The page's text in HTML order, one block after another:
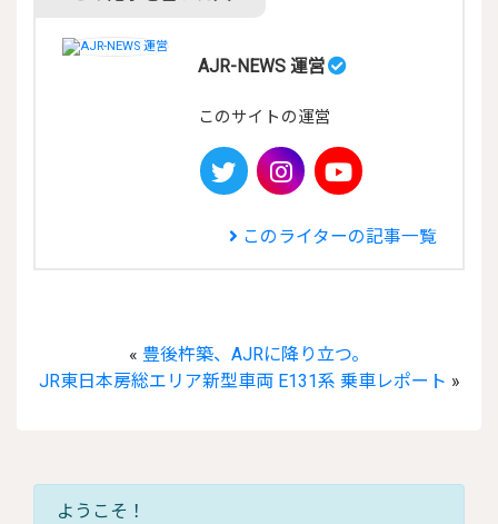
AJR-NEWS 運営
このサイトの運営

このライターの記事一覧
« 豊後杵築、AJRに降り立つ。
JR東日本房総エリア新型車両 E131系 乗車レポート »
ようこそ！